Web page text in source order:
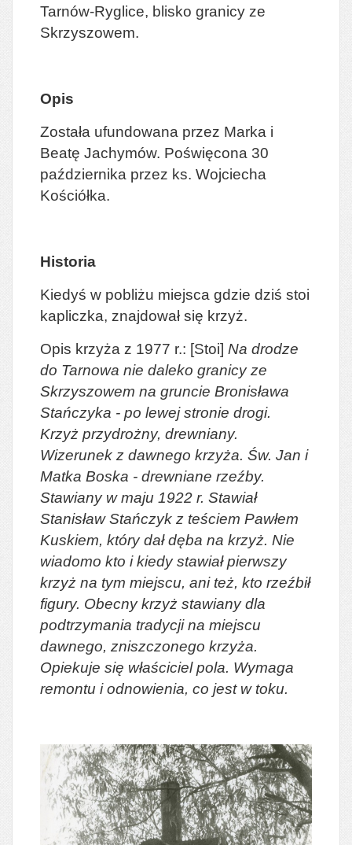
Tarnów-Ryglice, blisko granicy ze
Skrzyszowem.
Opis
Została ufundowana przez Marka i
Beatę Jachymów. Poświęcona 30
października przez ks. Wojciecha
Kościółka.
Historia
Kiedyś w pobliżu miejsca gdzie dziś stoi
kapliczka, znajdował się krzyż.
Opis krzyża z 1977 r.: [Stoi] Na drodze
do Tarnowa nie daleko granicy ze
Skrzyszowem na gruncie Bronisława
Stańczyka - po lewej stronie drogi.
Krzyż przydrożny, drewniany.
Wizerunek z dawnego krzyża. Św. Jan i
Matka Boska - drewniane rzeźby.
Stawiany w maju 1922 r. Stawiał
Stanisław Stańczyk z teściem Pawłem
Kuskiem, który dał dęba na krzyż. Nie
wiadomo kto i kiedy stawiał pierwszy
krzyż na tym miejscu, ani też, kto rzeźbił
figury. Obecny krzyż stawiany dla
podtrzymania tradycji na miejscu
dawnego, zniszczonego krzyża.
Opiekuje się właściciel pola. Wymaga
remontu i odnowienia, co jest w toku.